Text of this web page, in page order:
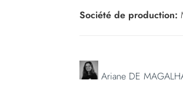
Société de production:
Ariane DE